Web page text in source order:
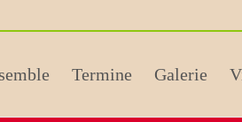
Termine Galerie